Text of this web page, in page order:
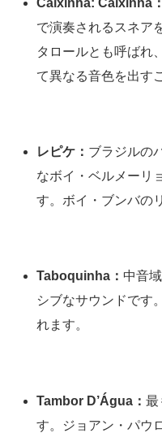
Caixinha: Caixinha：
で演奏されるスネア
タロールとも呼ばれ
て異なる音色を出す
レピケ： ブラジルの
なボイ・ベルメーリ
す。ボイ・ブンバの
Taboquinha： 中音
シブなサウンドです
れます。
Tambor D’Água：最
す。ジョアン・パウ